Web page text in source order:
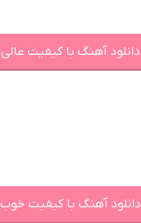
دانلود آهنگ با کیفیت عالی 320
دانلود آهنگ با کیفیت خوب 128